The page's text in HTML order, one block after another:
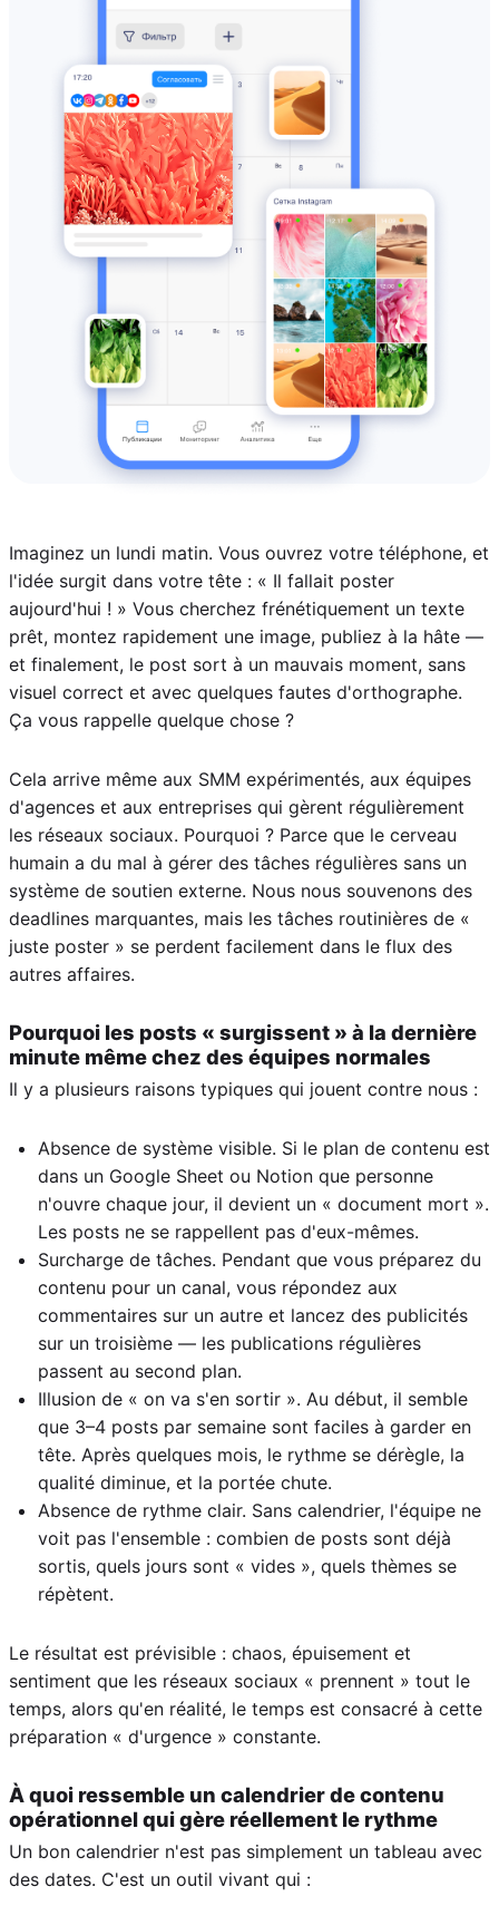
Imaginez un lundi matin. Vous ouvrez votre téléphone, et
l'idée surgit dans votre tête : « Il fallait poster
aujourd'hui ! » Vous cherchez frénétiquement un texte
prêt, montez rapidement une image, publiez à la hâte —
et finalement, le post sort à un mauvais moment, sans
visuel correct et avec quelques fautes d'orthographe.
Ça vous rappelle quelque chose ?
Cela arrive même aux SMM expérimentés, aux équipes
d'agences et aux entreprises qui gèrent régulièrement
les réseaux sociaux. Pourquoi ? Parce que le cerveau
humain a du mal à gérer des tâches régulières sans un
système de soutien externe. Nous nous souvenons des
deadlines marquantes, mais les tâches routinières de «
juste poster » se perdent facilement dans le flux des
autres affaires.
Pourquoi les posts « surgissent » à la dernière
minute même chez des équipes normales
Il y a plusieurs raisons typiques qui jouent contre nous :
Absence de système visible. Si le plan de contenu est
dans un Google Sheet ou Notion que personne
n'ouvre chaque jour, il devient un « document mort ».
Les posts ne se rappellent pas d'eux-mêmes.
Surcharge de tâches. Pendant que vous préparez du
contenu pour un canal, vous répondez aux
commentaires sur un autre et lancez des publicités
sur un troisième — les publications régulières
passent au second plan.
Illusion de « on va s'en sortir ». Au début, il semble
que 3–4 posts par semaine sont faciles à garder en
tête. Après quelques mois, le rythme se dérègle, la
qualité diminue, et la portée chute.
Absence de rythme clair. Sans calendrier, l'équipe ne
voit pas l'ensemble : combien de posts sont déjà
sortis, quels jours sont « vides », quels thèmes se
répètent.
Le résultat est prévisible : chaos, épuisement et
sentiment que les réseaux sociaux « prennent » tout le
temps, alors qu'en réalité, le temps est consacré à cette
préparation « d'urgence » constante.
À quoi ressemble un calendrier de contenu
opérationnel qui gère réellement le rythme
Un bon calendrier n'est pas simplement un tableau avec
des dates. C'est un outil vivant qui :